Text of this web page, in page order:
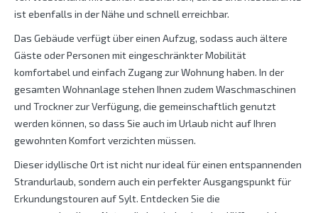
ist ebenfalls in der Nähe und schnell erreichbar.
Das Gebäude verfügt über einen Aufzug, sodass auch ältere
Gäste oder Personen mit eingeschränkter Mobilität
komfortabel und einfach Zugang zur Wohnung haben. In der
gesamten Wohnanlage stehen Ihnen zudem Waschmaschinen
und Trockner zur Verfügung, die gemeinschaftlich genutzt
werden können, so dass Sie auch im Urlaub nicht auf Ihren
gewohnten Komfort verzichten müssen.
Dieser idyllische Ort ist nicht nur ideal für einen entspannenden
Strandurlaub, sondern auch ein perfekter Ausgangspunkt für
Erkundungstouren auf Sylt. Entdecken Sie die